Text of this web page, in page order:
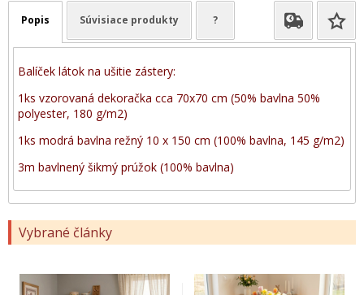
Popis Súvisiace produkty ?
Balíček látok na ušitie zástery:
1ks vzorovaná dekoračka cca 70x70 cm (50% bavlna 50%
polyester, 180 g/m2)
1ks modrá bavlna režný 10 x 150 cm (100% bavlna, 145 g/m2)
3m bavlnený šikmý prúžok (100% bavlna)
Vybrané články